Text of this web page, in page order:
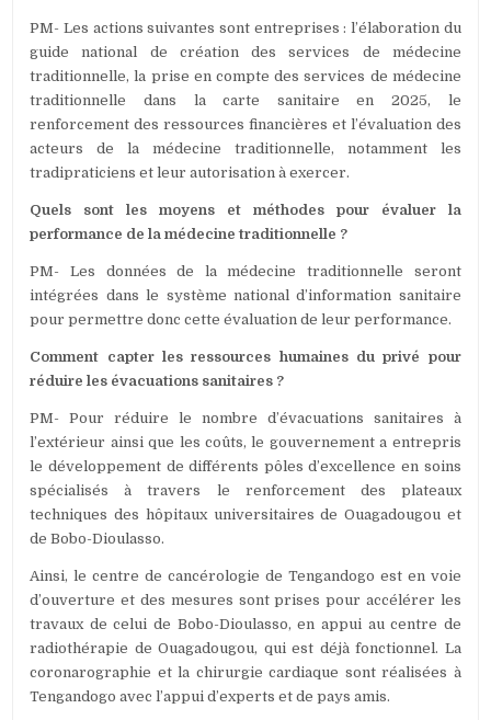
PM- Les actions suivantes sont entreprises : l’élaboration du
guide national de création des services de médecine
traditionnelle, la prise en compte des services de médecine
traditionnelle dans la carte sanitaire en 2025, le
renforcement des ressources financières et l’évaluation des
acteurs de la médecine traditionnelle, notamment les
tradipraticiens et leur autorisation à exercer.
Quels sont les moyens et méthodes pour évaluer la
performance de la médecine traditionnelle ?
PM- Les données de la médecine traditionnelle seront
intégrées dans le système national d’information sanitaire
pour permettre donc cette évaluation de leur performance.
Comment capter les ressources humaines du privé pour
réduire les évacuations sanitaires ?
PM- Pour réduire le nombre d’évacuations sanitaires à
l’extérieur ainsi que les coûts, le gouvernement a entrepris
le développement de différents pôles d’excellence en soins
spécialisés à travers le renforcement des plateaux
techniques des hôpitaux universitaires de Ouagadougou et
de Bobo-Dioulasso.
Ainsi, le centre de cancérologie de Tengandogo est en voie
d’ouverture et des mesures sont prises pour accélérer les
travaux de celui de Bobo-Dioulasso, en appui au centre de
radiothérapie de Ouagadougou, qui est déjà fonctionnel. La
coronarographie et la chirurgie cardiaque sont réalisées à
Tengandogo avec l’appui d’experts et de pays amis.